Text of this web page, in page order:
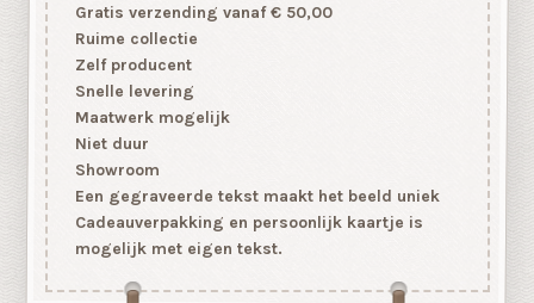
Gratis verzending vanaf € 50,00
Ruime collectie
Zelf producent
Snelle levering
Maatwerk mogelijk
Niet duur
Showroom
Een gegraveerde tekst maakt het beeld uniek
Cadeauverpakking en persoonlijk kaartje is
mogelijk met eigen tekst.